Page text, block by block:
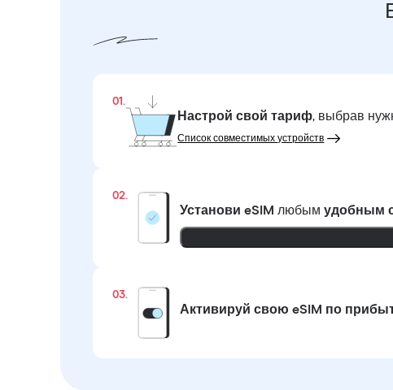
01.
Настрой свой тариф, выбрав
Список совместимых устройств
02.
Установи eSIM любымудобным
03.
Активируй свою eSIM по